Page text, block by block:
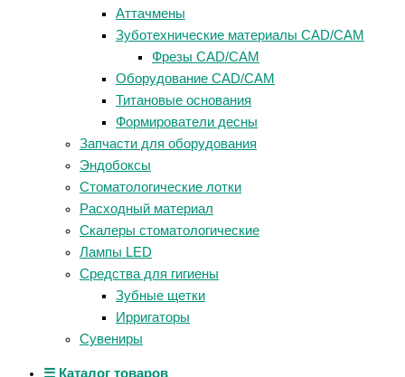
Аттачмены
Зуботехнические материалы CAD/CAM
Фрезы CAD/CAM
Оборудование CAD/CAM
Титановые основания
Формирователи десны
Запчасти для оборудования
Эндобоксы
Стоматологические лотки
Расходный материал
Скалеры стоматологические
Лампы LED
Средства для гигиены
Зубные щетки
Ирригаторы
Сувениры
☰ Каталог товаров